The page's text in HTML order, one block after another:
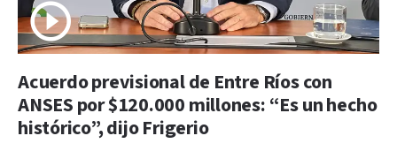
Acuerdo previsional de Entre Ríos con
ANSES por $120.000 millones: “Es un hecho
histórico”, dijo Frigerio